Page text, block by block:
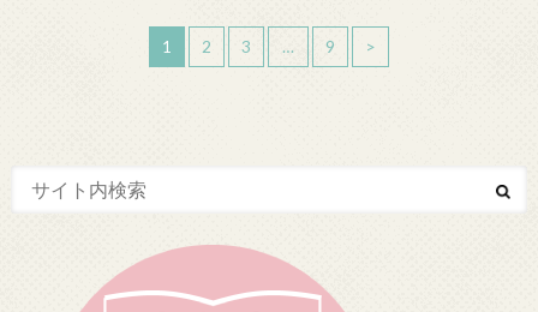
1 2 3 … 9 >